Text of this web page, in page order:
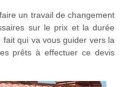
un travail de changement
sur le prix et la durée
qui va vous guider vers la
prêts à effectuer ce devis